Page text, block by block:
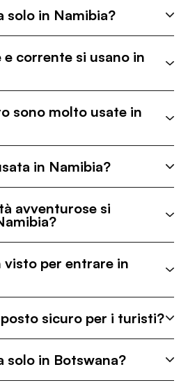
solo in Namibia?
corrente si usano in
sono molto usate in
in Namibia?
avventurose si
visto per entrare in
sicuro per i turisti?
solo in Botswana?